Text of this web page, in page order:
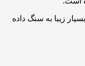
زیبا به سنگ داده